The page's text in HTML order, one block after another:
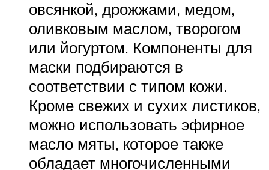
овсянкой, дрожжами, медом,
оливковым маслом, творогом
или йогуртом. Компоненты для
маски подбираются в
соответствии с типом кожи.
Кроме свежих и сухих листиков,
можно использовать эфирное
масло мяты, которое также
обладает многочисленными